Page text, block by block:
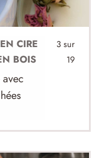
3 sur
19
CIRE
BOIS